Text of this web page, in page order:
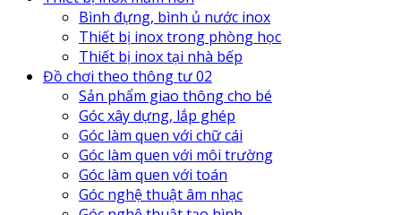
Bình đựng, bình ủ nước inox
Thiết bị inox trong phòng học
Thiết bị inox tại nhà bếp
Đồ chơi theo thông tư 02
Sản phẩm giao thông cho bé
Góc xây dựng, lắp ghép
Góc làm quen với chữ cái
Góc làm quen với môi trường
Góc làm quen với toán
Góc nghệ thuật âm nhạc